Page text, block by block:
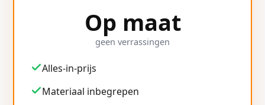
Op maat
geen verrassingen
Alles-in-prijs
Materiaal inbegrepen